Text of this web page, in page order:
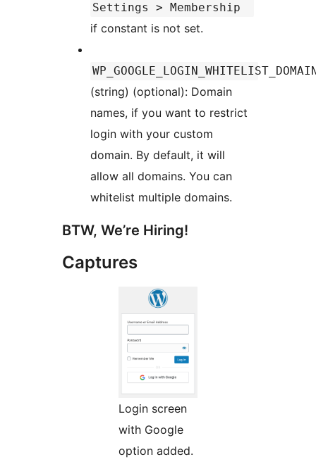
Settings > Membership
if constant is not set.
(string) (optional): Domain
names, if you want to restrict
login with your custom
domain. By default, it will
allow all domains. You can
whitelist multiple domains.
BTW, We’re Hiring!
Captures
Login screen
with Google
option added.